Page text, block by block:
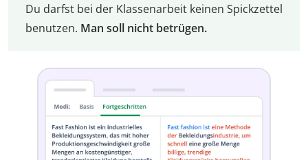
Du darfst bei der Klassenarbeit keinen Spickzettel
benutzen. Man soll nicht betrügen.